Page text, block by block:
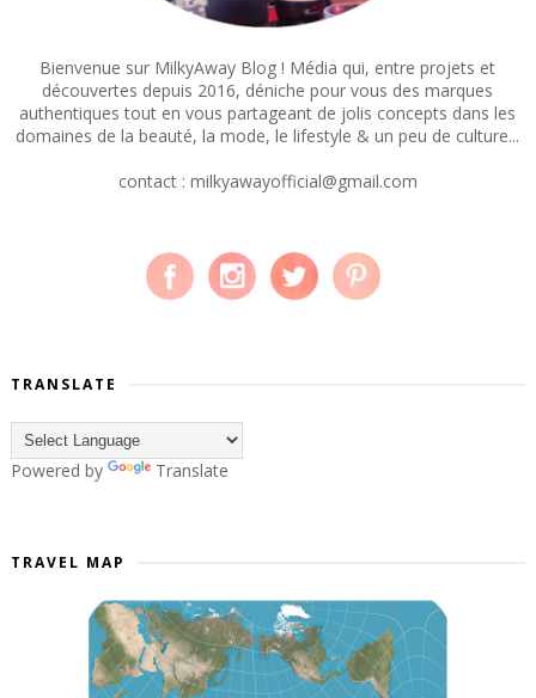
Bienvenue sur MilkyAway Blog ! Média qui, entre projets et
découvertes depuis 2016, déniche pour vous des marques
authentiques tout en vous partageant de jolis concepts dans les
domaines de la beauté, la mode, le lifestyle & un peu de culture...
contact : milkyawayofficial@gmail.com
TRANSLATE
Powered by Translate
TRAVEL MAP